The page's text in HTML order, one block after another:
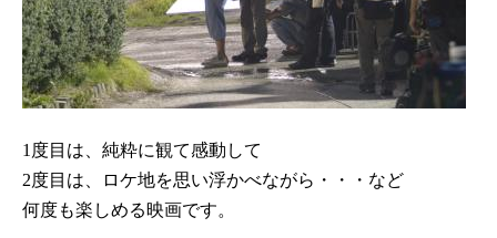
1度目は、純粋に観て感動して
2度目は、ロケ地を思い浮かべながら・・・など
何度も楽しめる映画です。